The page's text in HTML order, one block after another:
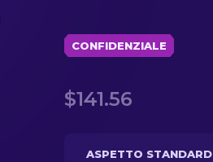
CONFIDENZIALE
$141.56
ASPETTO STANDARD